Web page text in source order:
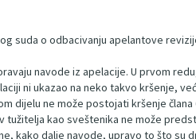
suda o odbacivanju apelantove
navode iz apelacije. U prvom
ni ukazao na neko takvo kršenje,
dijelu ne može postojati kršenje
tužitelja kao sveštenika ne može
kako dalje navode, upravo to što